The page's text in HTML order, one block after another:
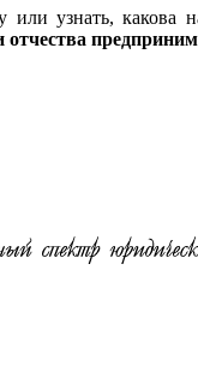
или узнать, какова